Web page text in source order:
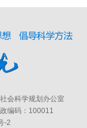
会科学规划办公室
编码：100011
-2